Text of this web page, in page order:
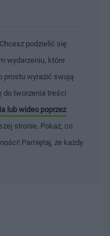
Chcesz podzielić się
wydarzeniu, które
prostu wyrazić swoją
do tworzenia treści
lub wideo poprzez
stronie. Pokaż, co
Pamiętaj, że każdy